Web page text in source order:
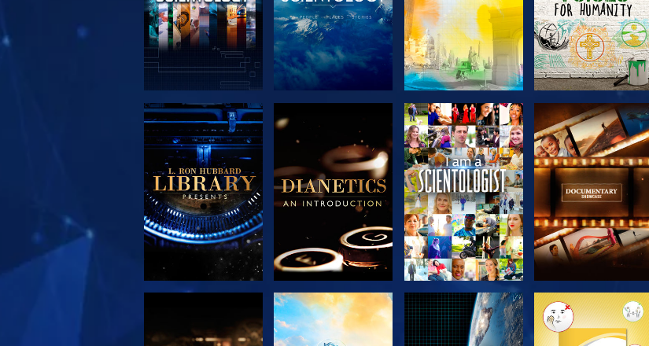
DÉCOUVRIR LES
SÉRIES
DÉCOUVRIR LES
SÉRIES
DÉCOUVRIR LES
SÉRIES
DÉCOUVRIR LES
SÉRIES
DÉCOUVRIR LES
REGARDER
DÉCOUVRIR LES
DÉCOUVRIR LES